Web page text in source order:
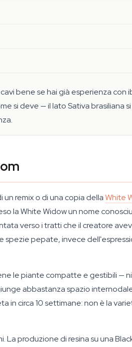
bene se hai già esperienza con
si deve — il lato Sativa brasiliana
remix o di una copia dellaWhite
la White Widow un nome
verso i tratti che il creatore
spezie pepate, invece
le piante compatte e gestibili —
abbastanza spazio
in circa 10 settimane: non è la
La produzione di resina su una